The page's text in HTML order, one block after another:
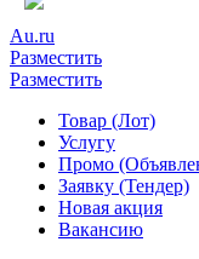
Au.ru
Разместить
Разместить
Товар (Лот)
Услугу
Промо
Заявку (Тендер)
Новая акция
Вакансию